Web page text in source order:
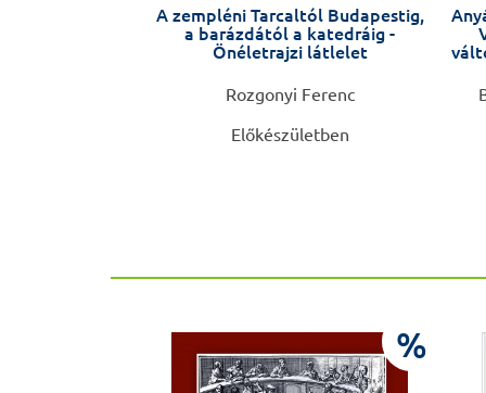
A zempléni Tarcaltól Budapestig,
a barázdától a katedráig -
Önéletrajzi látlelet
Rozgonyi Ferenc
Előkészületben
%